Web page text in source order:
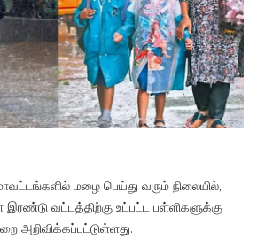
மழை பெய்து வரும் நிலையில்,
இரண்டு வட்டத்திற்கு உட்பட்ட பள்ளிகளுக்கு
அறிவிக்கப்பட்டுள்ளது.